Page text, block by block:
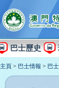
巴士歷史
主頁 > 巴士情報 > 巴